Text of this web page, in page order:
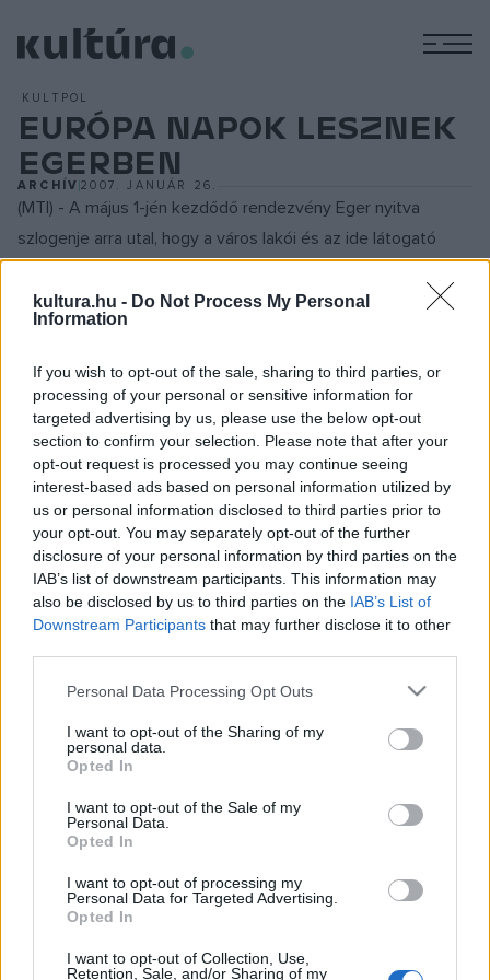
kultura.hu - Do Not Process My Personal
Information
If you wish to opt-out of the sale, sharing to third parties, or
processing of your personal or sensitive information for
targeted advertising by us, please use the below opt-out
section to confirm your selection. Please note that after your
opt-out request is processed you may continue seeing
interest-based ads based on personal information utilized by
us or personal information disclosed to third parties prior to
your opt-out. You may separately opt-out of the further
disclosure of your personal information by third parties on the
IAB’s list of downstream participants. This information may
also be disclosed by us to third parties on the IAB’s List of
Downstream Participants that may further disclose it to other
Please note that this website/app uses one or more Google
not limited to your visit or usage behaviour. You may click to
grant or deny consent to Google and its third-party tags to
use your data for below specified purposes in below Google
consent section.
Personal Data Processing Opt Outs
I want to opt-out of the Sharing of my
personal data.
Opted In
I want to opt-out of the Sale of my
Personal Data.
Opted In
I want to opt-out of processing my
Personal Data for Targeted Advertising.
Opted In
I want to opt-out of Collection, Use,
Retention, Sale, and/or Sharing of my
KULTPOL
EURÓPA NAPOK LESZNEK
EGERBEN
ARCHÍV2007. JANUÁR 26.
(MTI) - A május 1-jén kezdődő rendezvény Eger nyitva
szlogenje arra utal, hogy a város lakói és az ide látogató
tervekbe, projektekbe, képet kaphatnak a város
fejlődésének fő irányvonalairól - mondta Portovinné
Zsilinszky Erzsébet, az önkormányzat kulturális
irodavezetője. Példaként említette, hogy az érdeklődők
bejárhatják a Város a város alatt program földalatti
helyszíneit. A pincerendszer, amelyből idegenforgalmi
látványosság lesz, eddig az egriek előtt is zárva volt.
Szintén látható lesz az egyébként lezárt Valide szultán
fürdője.
Bemutatják a helyreállított kis zsinagóga épületét, amelyben
a tervek szerint az egri táncosok és zenészek, elsősorban
Gárdonyi Géza Színház május 2-7. között Évad az évadban
címmel ismét színpadra állítja már bemutatott darabjait,
hogy a szakmának elemzési lehetőséget nyújtson és a
megrendezik a szépasszonyvölgyi majálist.
MEGOSZTÁS